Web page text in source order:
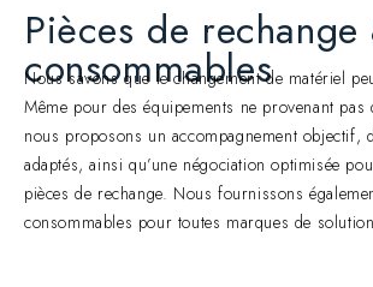
Pièces de rechange
consommables
Nous savons que le changement de matériel
Même pour des équipements ne provenant pas
nous proposons un accompagnement objectif,
adaptés, ainsi qu’une négociation optimisée
pièces de rechange. Nous fournissons
consommables pour toutes marques de